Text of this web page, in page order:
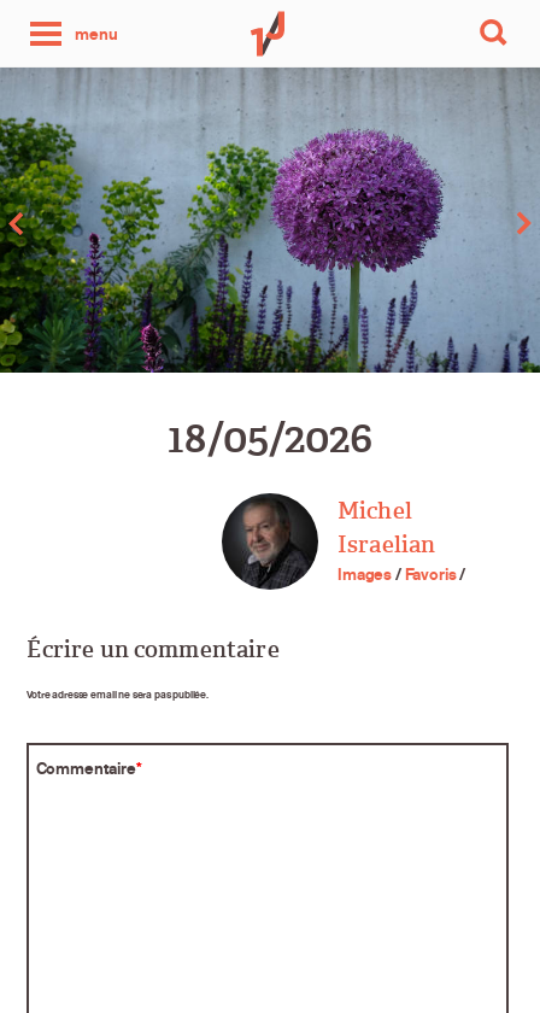
menu
photo
par
jour
18/05/2026
Michel
Israelian
Images/Favoris/
Écrire un commentaire
Votre adresse email ne sera pas publiée.
Commentaire*